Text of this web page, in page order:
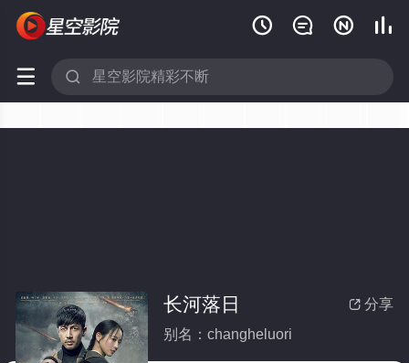
   
 
 分享
长河落日
别名：changheluori